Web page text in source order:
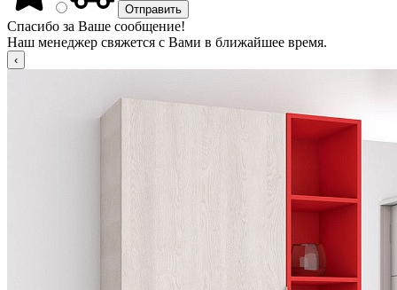
Спасибо за Ваше сообщение!
Наш менеджер свяжется с Вами в ближайшее время.